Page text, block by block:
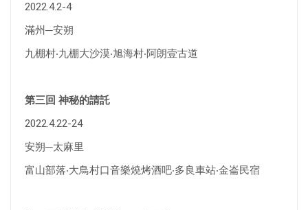
2022.4.2-4
滿州─安朔
九棚村‧九棚大沙漠‧旭海村‧阿朗壹古道
第三回 神秘的請託
2022.4.22-24
安朔─太麻里
富山部落‧大鳥村口音樂燒烤酒吧‧多良車站‧金崙民宿